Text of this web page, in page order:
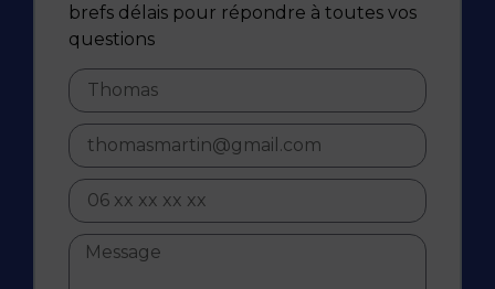
brefs délais pour répondre à toutes vos
questions